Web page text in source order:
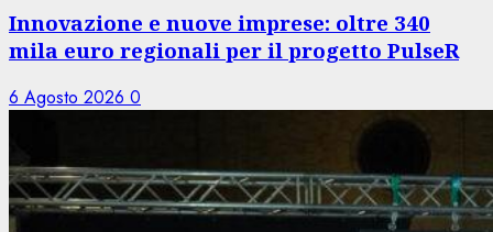
Innovazione e nuove imprese: oltre 340
mila euro regionali per il progetto PulseR
6 Agosto 2026 0